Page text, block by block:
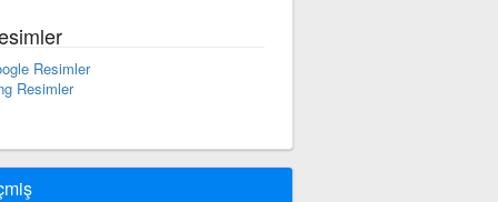
Resimler
Resimler